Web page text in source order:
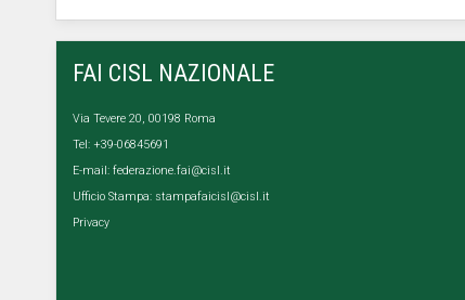
FAI CISL NAZIONALE
Via Tevere 20, 00198 Roma
Tel: +39-06845691
E-mail: federazione.fai@cisl.it
Ufficio Stampa: stampafaicisl@cisl.it
Privacy